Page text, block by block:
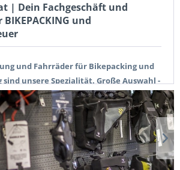
| Dein Fachgeschäft und
und
und Fahrräder für Bikepacking und
sind unsere Spezialität. Große Auswahl -
für Fahrradtouren, Commuting
Dein Fachgeschäft in Wien
europaweitem Versand.